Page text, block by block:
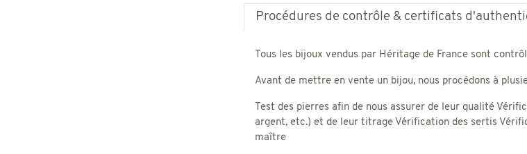
Procédures de contrôle & certificats
Tous les bijoux vendus par Héritage de France sont
Avant de mettre en vente un bijou, nous procédons à
Test des pierres afin de nous assurer de leur qualité
argent, etc.) et de leur titrage Vérification des sertis
maître